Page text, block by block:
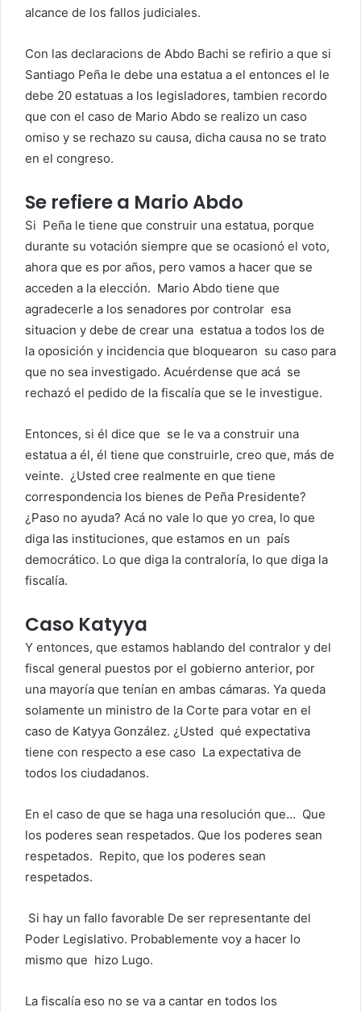
alcance de los fallos judiciales.
Con las declaracions de Abdo Bachi se refirio a que si
Santiago Peña le debe una estatua a el entonces el le
debe 20 estatuas a los legisladores, tambien recordo
que con el caso de Mario Abdo se realizo un caso
omiso y se rechazo su causa, dicha causa no se trato
en el congreso.
Se refiere a Mario Abdo
Si Peña le tiene que construir una estatua, porque
durante su votación siempre que se ocasionó el voto,
ahora que es por años, pero vamos a hacer que se
acceden a la elección. Mario Abdo tiene que
agradecerle a los senadores por controlar esa
situacion y debe de crear una estatua a todos los de
la oposición y incidencia que bloquearon su caso para
que no sea investigado. Acuérdense que acá se
rechazó el pedido de la fiscalía que se le investigue.
Entonces, si él dice que se le va a construir una
estatua a él, él tiene que construirle, creo que, más de
veinte. ¿Usted cree realmente en que tiene
correspondencia los bienes de Peña Presidente?
¿Paso no ayuda? Acá no vale lo que yo crea, lo que
diga las instituciones, que estamos en un país
democrático. Lo que diga la contraloría, lo que diga la
fiscalía.
Caso Katyya
Y entonces, que estamos hablando del contralor y del
fiscal general puestos por el gobierno anterior, por
una mayoría que tenían en ambas cámaras. Ya queda
solamente un ministro de la Corte para votar en el
caso de Katyya González. ¿Usted qué expectativa
tiene con respecto a ese caso La expectativa de
todos los ciudadanos.
En el caso de que se haga una resolución que… Que
los poderes sean respetados. Que los poderes sean
respetados. Repito, que los poderes sean
respetados.
Si hay un fallo favorable De ser representante del
Poder Legislativo. Probablemente voy a hacer lo
mismo que hizo Lugo.
La fiscalía eso no se va a cantar en todos los